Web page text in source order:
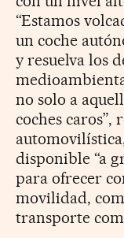
“Estamos
un coche
y resuelva los
no solo a
coches
disponible “a
para ofrecer
movilidad,
transporte